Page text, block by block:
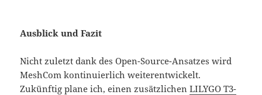
Ausblick und Fazit
Nicht zuletzt dank des Open-Source-Ansatzes wird
MeshCom kontinuierlich weiterentwickelt.
Zukünftig plane ich, einen zusätzlichenLILYGO T3-